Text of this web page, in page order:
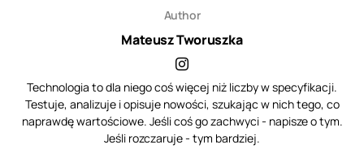
Author
Mateusz Tworuszka
Technologia to dla niego coś więcej niż liczby w specyfikacji.
Testuje, analizuje i opisuje nowości, szukając w nich tego, co
naprawdę wartościowe. Jeśli coś go zachwyci - napisze o tym.
Jeśli rozczaruje - tym bardziej.